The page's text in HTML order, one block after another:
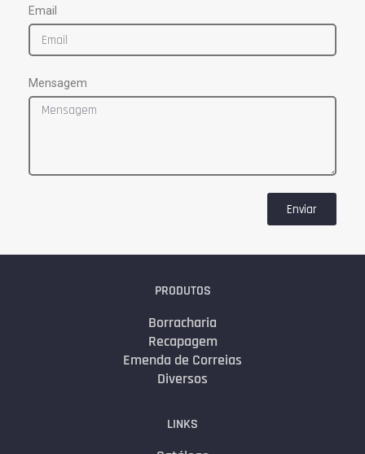
Email
Mensagem
Enviar
PRODUTOS
Borracharia
Recapagem
Emenda de Correias
Diversos
LINKS